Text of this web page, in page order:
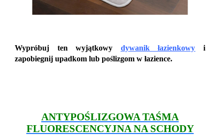
Wypróbuj ten wyjątkowy dywanik łazienkowy i
zapobiegnij upadkom lub poślizgom w łazience.
ANTYPOŚLIZGOWA TAŚMA
FLUORESCENCYJNA NA SCHODY